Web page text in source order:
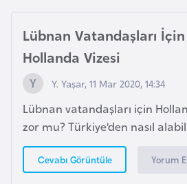
Lübnan Vatandaşları İçin
Hollanda Vizesi
Y. Yaşar, 11 Mar 2020, 14:34
Lübnan vatandaşları için
zor mu? Türkiye’den nasıl
Cevabı Görüntüle Yorum
G
a
m
b
i
a
a